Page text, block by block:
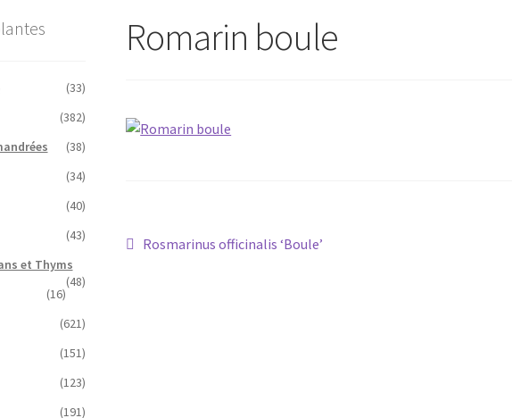
Romarin boule
Navigation
Article
Rosmarinus officinalis ‘Boule’
(33)
(382)
(38)
(34)
(40)
(43)
et Thyms
(48)
(16)
(621)
(151)
(123)
(191)